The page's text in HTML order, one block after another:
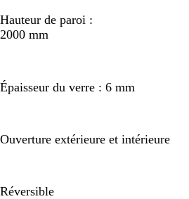
Hauteur de paroi :
2000 mm
Épaisseur du verre : 6 mm
Ouverture extérieure et intérieure
Réversible